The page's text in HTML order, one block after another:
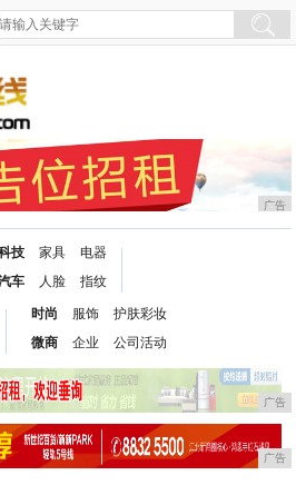
广告
技
车
家具
人脸
电器
指纹
时尚
微商
服饰
企业
护肤彩妆
公司活动
广告
广告